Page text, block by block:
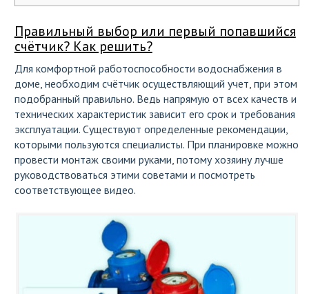
Правильный выбор или первый попавшийся
счётчик? Как решить?
Для комфортной работоспособности водоснабжения в
доме, необходим счётчик осуществляющий учет, при этом
подобранный правильно. Ведь напрямую от всех качеств и
технических характеристик зависит его срок и требования
эксплуатации. Существуют определенные рекомендации,
которыми пользуются специалисты. При планировке можно
провести монтаж своими руками, потому хозяину лучше
руководствоваться этими советами и посмотреть
соответствующее видео.